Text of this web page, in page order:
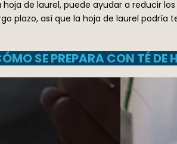
hoja de laurel, puede ayudar a reducir
plazo, así que la hoja de laurel
SE PREPARA CON TÉ DE